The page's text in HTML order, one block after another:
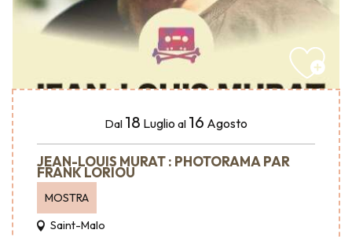
Dal 18 Luglio al 16 Agosto
JEAN-LOUIS MURAT : PHOTORAMA PAR
FRANK LORIOU
MOSTRA
Saint-Malo